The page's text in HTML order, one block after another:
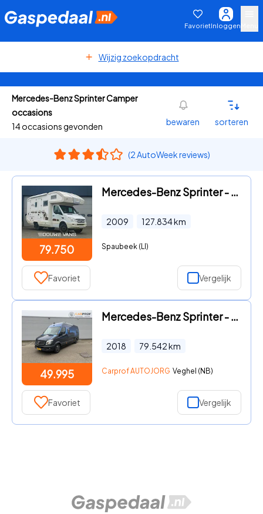
FavorietInloggen
Wijzig zoekopdracht
Mercedes-Benz Sprinter Camper
occasions
14 occasions gevonden
bewaren sorteren
(2 AutoWeek reviews)
79.750
Mercedes-Benz Sprinter - 518 V6 Camper Automaat 4x4 Off Road Weinsberg LEV
2009 127.834km
Spaubeek (LI)
Favoriet Vergelijk
49.995
Mercedes-Benz Sprinter - Mercedes-benz Sprinter L3 Lengte 7 meter V6 204 PK Automaat
2018 79.542km
Carprof AUTOJORG Veghel (NB)
Favoriet Vergelijk